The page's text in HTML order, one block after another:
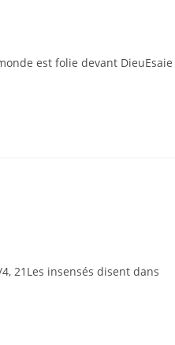
est folie devant DieuEsaie
21Les insensés disent dans